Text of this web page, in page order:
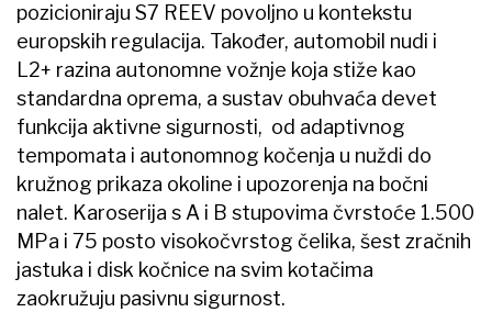
pozicioniraju S7 REEV povoljno u kontekstu
europskih regulacija. Također, automobil nudi i
L2+ razina autonomne vožnje koja stiže kao
standardna oprema, a sustav obuhvaća devet
funkcija aktivne sigurnosti, od adaptivnog
tempomata i autonomnog kočenja u nuždi do
kružnog prikaza okoline i upozorenja na bočni
nalet. Karoserija s A i B stupovima čvrstoće 1.500
MPa i 75 posto visokočvrstog čelika, šest zračnih
jastuka i disk kočnice na svim kotačima
zaokružuju pasivnu sigurnost.